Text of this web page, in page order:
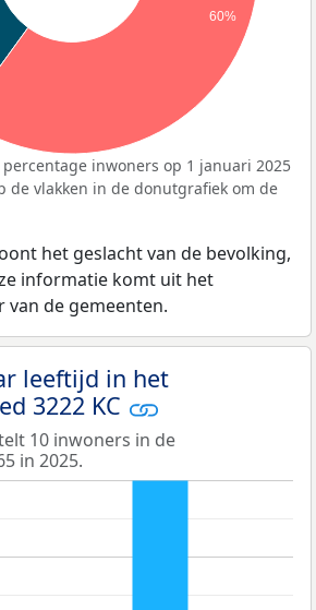
60%
inwoners op 1 januari 2025
de vlakken in de donutgrafiek om de
het geslacht van de bevolking,
informatie komt uit het
de gemeenten.
leeftijd in het
3222 KC
10 inwoners in de
in 2025.